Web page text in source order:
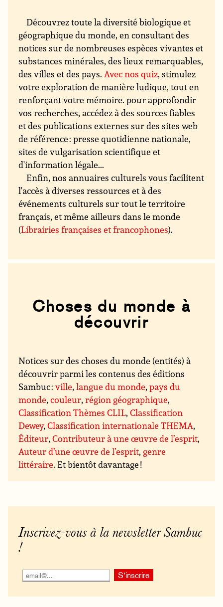
Découvrez toute la diversité biologique et
géographique du monde, en consultant des
notices sur de nombreuses espèces vivantes et
substances minérales, des lieux remarquables,
des villes et des pays.Avec nos quiz, stimulez
votre exploration de manière ludique, tout en
renforçant votre mémoire. pour approfondir
vos recherches, accédez à des sources fiables
et des publications externes sur des sites web
de référence : presse quotidienne nationale,
sites de vulgarisation scientifique et
d'information légale...
Enfin, nos annuaires culturels vous facilitent
l'accès à diverses ressources et à des
événements culturels sur tout le territoire
français, et même ailleurs dans le monde
(Librairies françaises et francophones).
Choses du monde à
découvrir
Notices sur des choses du monde (entités) à
découvrir parmi les contenus des éditions
Sambuc :ville,langue du monde,pays du
monde,couleur,région géographique,
Classification Thèmes CLIL,Classification
Dewey,Classification internationale THEMA,
Éditeur,Contributeur à une œuvre de l’esprit,
Auteur d’une œuvre de l’esprit, genre
littéraire. Et bientôt davantage !
Inscrivez-vous à la newsletter Sambuc
!